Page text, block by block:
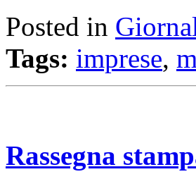
Posted in
Tags: imprese,
Rassegna